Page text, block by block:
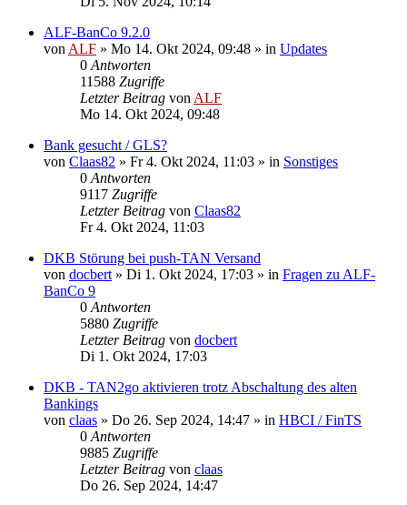
ALF-BanCo 9.2.0
von ALF » Mo 14. Okt 2024, 09:48 » in Updates
0 Antworten
11588 Zugriffe
Letzter Beitrag von ALF
Mo 14. Okt 2024, 09:48
Bank gesucht / GLS?
von Claas82 » Fr 4. Okt 2024, 11:03 » in Sonstiges
0 Antworten
9117 Zugriffe
Letzter Beitrag von Claas82
Fr 4. Okt 2024, 11:03
DKB Störung bei push-TAN Versand
von docbert » Di 1. Okt 2024, 17:03 » in Fragen zu ALF-
BanCo 9
0 Antworten
5880 Zugriffe
Letzter Beitrag von docbert
Di 1. Okt 2024, 17:03
DKB - TAN2go aktivieren trotz Abschaltung des alten
Bankings
von claas » Do 26. Sep 2024, 14:47 » in HBCI / FinTS
0 Antworten
9885 Zugriffe
Letzter Beitrag von claas
Do 26. Sep 2024, 14:47